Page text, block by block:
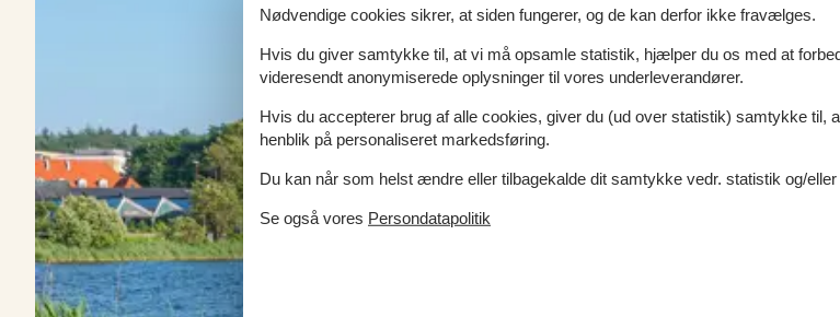
Nødvendige cookies sikrer, at siden fungerer, og de kan derfor ikke fravælges.
Hvis du giver samtykke til, at vi må opsamle statistik, hjælper du os med at
videresendt anonymiserede oplysninger til vores underleverandører.
Hvis du accepterer brug af alle cookies, giver du (ud over statistik) samtykke til,
henblik på personaliseret markedsføring.
Du kan når som helst ændre eller tilbagekalde dit samtykke vedr. statistik og/
Se også vores Persondatapolitik